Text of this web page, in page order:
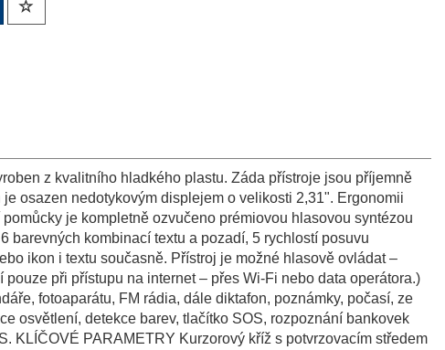
z kvalitního hladkého plastu. Záda přístroje jsou příjemně
osazen nedotykovým displejem o velikosti 2,31". Ergonomii
je kompletně ozvučeno prémiovou hlasovou syntézou
barevných kombinací textu a pozadí, 5 rychlostí posuvu
ikon i textu současně. Přístroj je možné hlasově ovládat –
při přístupu na internet – přes Wi-Fi nebo data operátora.)
fotoaparátu, FM rádia, dále diktafon, poznámky, počasí, ze
osvětlení, detekce barev, tlačítko SOS, rozpoznání bankovek
KLÍČOVÉ PARAMETRY Kurzorový kříž s potvrzovacím středem